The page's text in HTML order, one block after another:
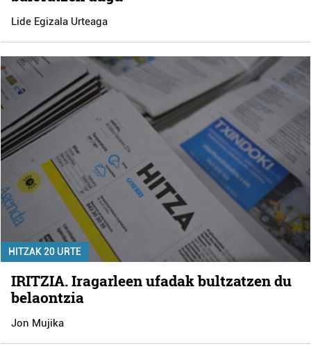
Lide Egizala Urteaga
HITZAK 20 URTE
IRITZIA. Iragarleen ufadak bultzatzen du
belaontzia
Jon Mujika